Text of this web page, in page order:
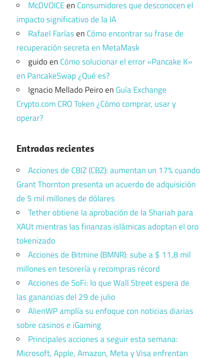
McDVOICEen Consumidores que desconocen el
impacto significativo de la IA
Rafael Faríasen Cómo encontrar su frase de
recuperación secreta en MetaMask
guidoen Cómo solucionar el error «Pancake K»
en PancakeSwap ¿Qué es?
Ignacio Mellado Peiroen Guía Exchange
Crypto.com CRO Token ¿Cómo comprar, usar y
operar?
Entradas recientes
Acciones de CBIZ (CBZ): aumentan un 17% cuando
Grant Thornton presenta un acuerdo de adquisición
de 5 mil millones de dólares
Tether obtiene la aprobación de la Shariah para
XAUt mientras las finanzas islámicas adoptan el oro
tokenizado
Acciones de Bitmine (BMNR): sube a $ 11,8 mil
millones en tesorería y recompras récord
Acciones de SoFi: lo que Wall Street espera de
las ganancias del 29 de julio
AlienWP amplía su enfoque con noticias diarias
sobre casinos e iGaming
Principales acciones a seguir esta semana:
Microsoft, Apple, Amazon, Meta y Visa enfrentan